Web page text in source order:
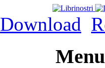
Download